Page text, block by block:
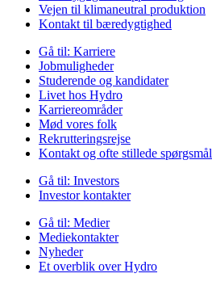
Vejen til klimaneutral produktion
Kontakt til bæredygtighed
Gå til: Karriere
Jobmuligheder
Studerende og kandidater
Livet hos Hydro
Karriereområder
Mød vores folk
Rekrutteringsrejse
Kontakt og ofte stillede spørgsmål
Gå til: Investors
Investor kontakter
Gå til: Medier
Mediekontakter
Nyheder
Et overblik over Hydro